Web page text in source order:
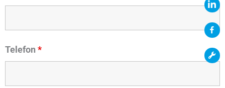
Telefon *